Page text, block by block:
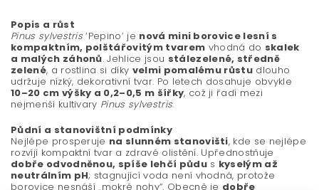
Popis a růst
Pinus sylvestris‘Pepino’ je nová mini borovice lesní s
kompaktním, polštářovitým tvarem vhodná do skalek
a malých záhonů. Jehlice jsou stálezelené, středně
zelené, a rostlina si díky velmi pomalému růstu dlouho
udržuje nízký, dekorativní tvar. Po letech dosahuje obvykle
10–20 cm výšky a 0,2–0,5 m šířky, což ji řadí mezi
nejmenší kultivary Pinus sylvestris.
Půdní a stanovištní podmínky
Nejlépe prosperuje na slunném stanovišti, kde se nejlépe
rozvíjí kompaktní tvar a zdravé olistění. Upřednostňuje
dobře odvodněnou, spíše lehčí půdus kyselým až
neutrálním pH; stagnující voda není vhodná, protože
borovice nesnáší „mokré nohy“. Obecně je dobře